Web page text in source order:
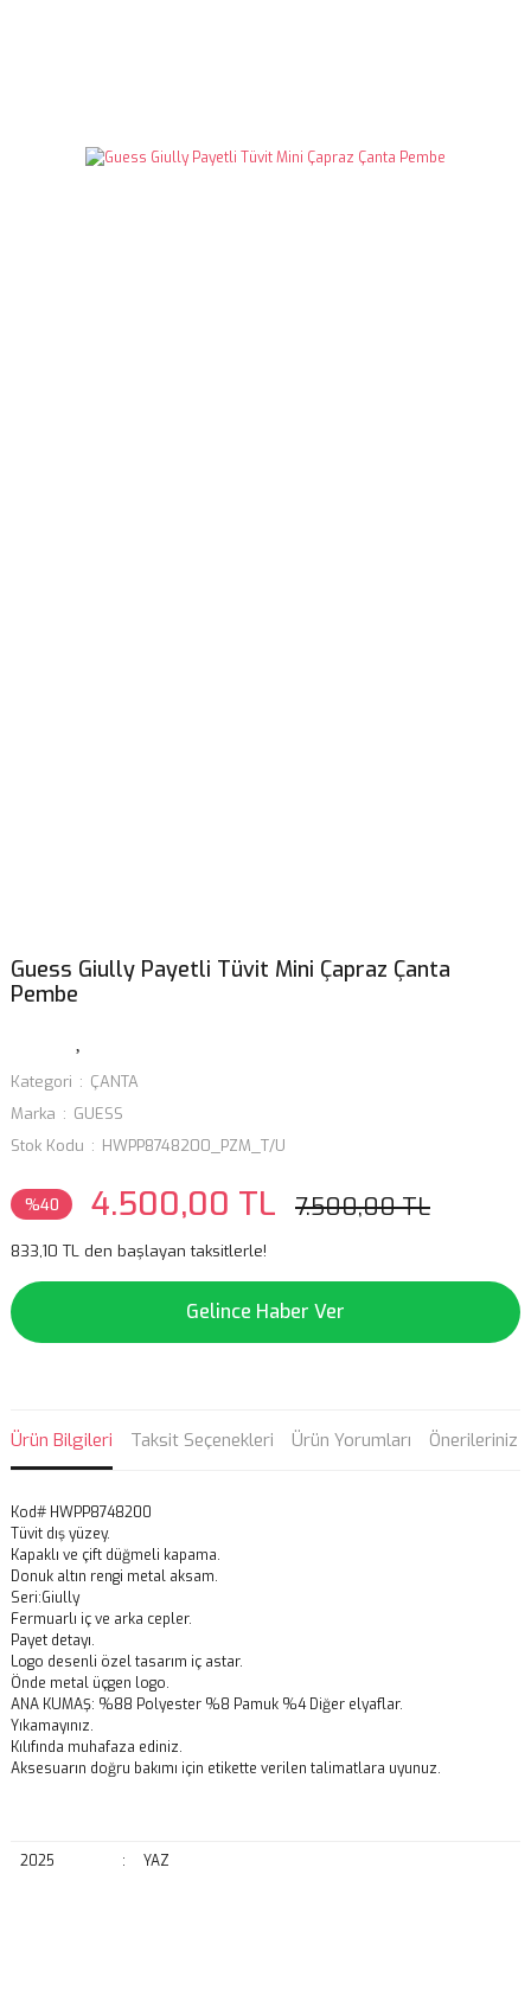
Guess Giully Payetli Tüvit Mini Çapraz Çanta
Pembe
Kategori
ÇANTA
Marka
GUESS
Stok Kodu
HWPP8748200_PZM_T/U
%40 4.500,00 TL 7.500,00 TL
833,10 TL den başlayan taksitlerle!
Gelince Haber Ver
Ürün Bilgileri Taksit Seçenekleri Ürün Yorumları Önerileriniz
Kod# HWPP8748200
Tüvit dış yüzey.
Kapaklı ve çift düğmeli kapama.
Donuk altın rengi metal aksam.
Seri:Giully
Fermuarlı iç ve arka cepler.
Payet detayı.
Logo desenli özel tasarım iç astar.
Önde metal üçgen logo.
ANA KUMAŞ: %88 Polyester %8 Pamuk %4 Diğer elyaflar.
Yıkamayınız.
Kılıfında muhafaza ediniz.
Aksesuarın doğru bakımı için etikette verilen talimatlara uyunuz.
2025 : YAZ